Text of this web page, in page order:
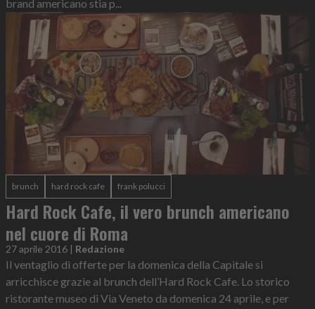
brand americano stia p...
brunch hard rock cafe frank polucci
Hard Rock Cafe, il vero brunch americano
nel cuore di Roma
27 aprile 2016 | Redazione
Il ventaglio di offerte per la domenica della Capitale si
arricchisce grazie al brunch dell’Hard Rock Cafe. Lo storico
ristorante museo di Via Veneto da domenica 24 aprile, e per